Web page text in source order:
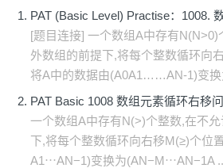
PAT (Basic Level) Practise：1008.
[题目连接] 一个数组A中存有N(N>0)
外数组的前提下,将每个整数循环向
将A中的数据由(A0A1……AN-1)变
PAT Basic 1008 数组元素循环右移
一个数组A中存有N(>)个整数,在不
下,将每个整数循环向右移M(≥)个位
A​1​​⋯A​N−1​​)变换为(A​N−M​​⋯A​N−1​​A